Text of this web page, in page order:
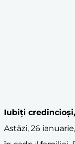
Iubiți credincioși,
Astăzi, 26